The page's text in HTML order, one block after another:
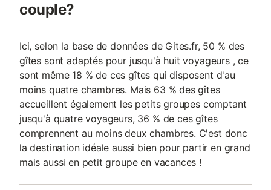
couple?
Ici, selon la base de données de Gites.fr, 50 % des
gîtes sont adaptés pour jusqu'à huit voyageurs , ce
sont même 18 % de ces gîtes qui disposent d'au
moins quatre chambres. Mais 63 % des gîtes
accueillent également les petits groupes comptant
jusqu'à quatre voyageurs, 36 % de ces gîtes
comprennent au moins deux chambres. C'est donc
la destination idéale aussi bien pour partir en grand
mais aussi en petit groupe en vacances !